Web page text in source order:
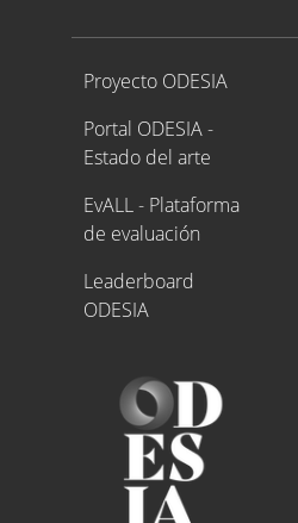
Proyecto ODESIA
Proyecto ODESIA
Portal ODESIA -
Estado del arte
EvALL - Plataforma
de evaluación
Leaderboard
ODESIA